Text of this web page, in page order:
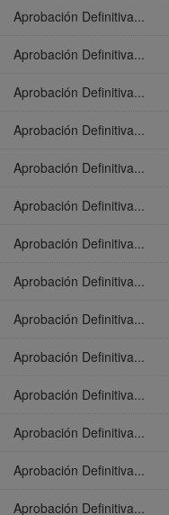
Aprobación Definitiva...
Aprobación Definitiva...
Aprobación Definitiva...
Aprobación Definitiva...
Aprobación Definitiva...
Aprobación Definitiva...
Aprobación Definitiva...
Aprobación Definitiva...
Aprobación Definitiva...
Aprobación Definitiva...
Aprobación Definitiva...
Aprobación Definitiva...
Aprobación Definitiva...
Aprobación Definitiva...